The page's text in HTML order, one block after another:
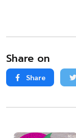
Share on
Share